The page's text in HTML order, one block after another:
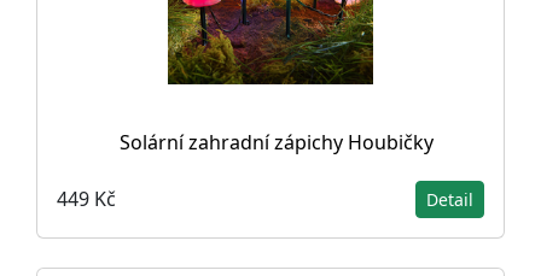
Solární zahradní zápichy Houbičky
449 Kč Detail